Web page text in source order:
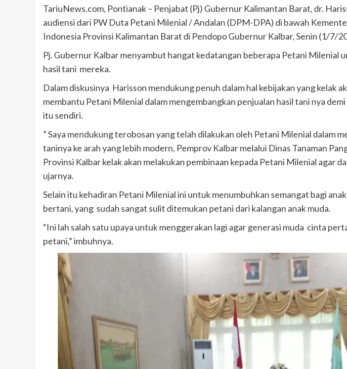
TariuNews.com, Pontianak – Penjabat (Pj) Gubernur Kalimantan Barat, dr.
audiensi dari PW Duta Petani Milenial / Andalan (DPM-DPA) di bawah
Indonesia Provinsi Kalimantan Barat di Pendopo Gubernur Kalbar, Senin (1/7/
Pj. Gubernur Kalbar menyambut hangat kedatangan beberapa Petani Milenial
hasil tani mereka.
Dalam diskusinya Harisson mendukung penuh dalam hal kebijakan yang kelak
membantu Petani Milenial dalam mengembangkan penjualan hasil tani nya
itu sendiri.
” Saya mendukung terobosan yang telah dilakukan oleh Petani Milenial dalam
taninya ke arah yang lebih modern, Pemprov Kalbar melalui Dinas Tanaman
Provinsi Kalbar kelak akan melakukan pembinaan kepada Petani Milenial agar
ujarnya.
Selain itu kehadiran Petani Milenial ini untuk menumbuhkan semangat bagi
bertani, yang sudah sangat sulit ditemukan petani dari kalangan anak muda.
“Ini lah salah satu upaya untuk menggerakan lagi agar generasi muda cinta
petani,” imbuhnya.